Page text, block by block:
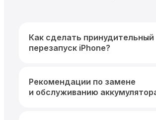
Как сделать принудительный
перезапуск iPhone?
Рекомендации по замене
и обслуживанию